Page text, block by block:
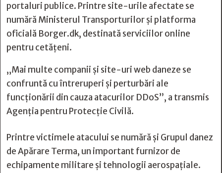
portaluri publice. Printre site-urile afectate se
numără Ministerul Transporturilor și platforma
oficială Borger.dk, destinată serviciilor online
pentru cetățeni.
„Mai multe companii și site-uri web daneze se
confruntă cu întreruperi și perturbări ale
funcționării din cauza atacurilor DDoS”, a transmis
Agenția pentru Protecție Civilă.
Printre victimele atacului se numără și Grupul danez
de Apărare Terma, un important furnizor de
echipamente militare și tehnologii aerospațiale.